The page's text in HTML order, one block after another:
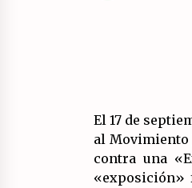
El 17 de
al Movimiento
contra una
«exposición»